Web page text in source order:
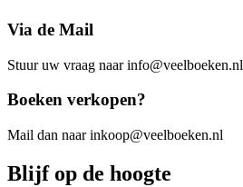
Via de Mail
Stuur uw vraag naar info@veelboeken.nl
Boeken verkopen?
Mail dan naar inkoop@veelboeken.nl
Blijf op de hoogte